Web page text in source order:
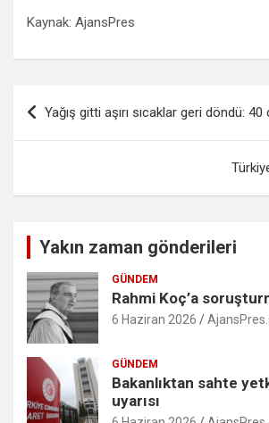
Kaynak: AjansPres
Yazı
gezinmesi
Yağış gitti aşırı sıcaklar geri döndü:
Yakın zaman gönderileri
GÜNDEM
Rahmi Koç’a
6 Haziran 2026
GÜNDEM
Bakanlıktan sahte
uyarısı